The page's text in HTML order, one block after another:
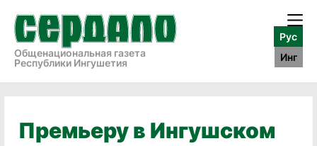
Общенациональная газета
Республики Ингушетия
Рус
Инг
Премьеру в Ингушском